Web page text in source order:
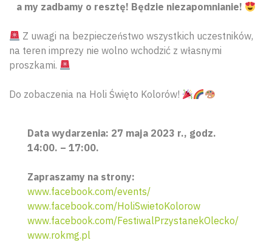
a my zadbamy o resztę! Będzie niezapomnianie!
Z uwagi na bezpieczeństwo wszystkich uczestników,
na teren imprezy nie wolno wchodzić z własnymi
proszkami.
Do zobaczenia na Holi Święto Kolorów!
Data wydarzenia: 27 maja 2023 r., godz.
14:00. – 17:00.
Zapraszamy na strony:
www.facebook.com/events/
www.facebook.com/HoliSwietoKolorow
www.facebook.com/FestiwalPrzystanekOlecko/
www.rokmg.pl